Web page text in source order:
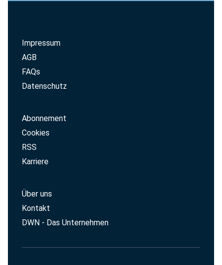
Impressum
AGB
FAQs
Datenschutz
Abonnement
Cookies
RSS
Karriere
Über uns
Kontakt
DWN - Das Unternehmen